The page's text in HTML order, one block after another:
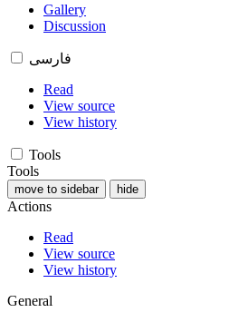
Gallery
Discussion
فارسی
Read
View source
View history
Tools
Tools
move to sidebar hide
Actions
Read
View source
View history
General